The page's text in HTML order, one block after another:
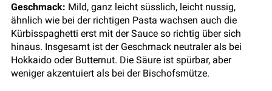
Geschmack: Mild, ganz leicht süsslich, leicht nussig,
ähnlich wie bei der richtigen Pasta wachsen auch die
Kürbisspaghetti erst mit der Sauce so richtig über sich
hinaus. Insgesamt ist der Geschmack neutraler als bei
Hokkaido oder Butternut. Die Säure ist spürbar, aber
weniger akzentuiert als bei der Bischofsmütze.